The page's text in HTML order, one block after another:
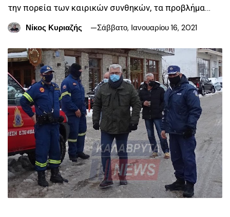
την πορεία των καιρικών συνθηκών, τα προβλήμα…
Νίκος Κυριαζής
Σάββατο, Ιανουαρίου 16, 2021